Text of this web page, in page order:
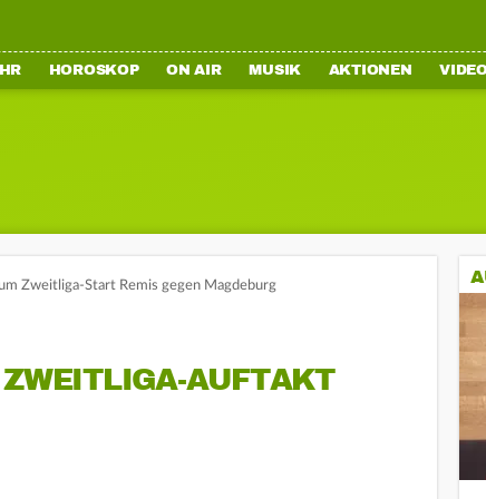
HOROSKOP ON AIR MUSIK AKTIONEN
Zweitliga-Start Remis gegen Magdeburg
AUFTAKT